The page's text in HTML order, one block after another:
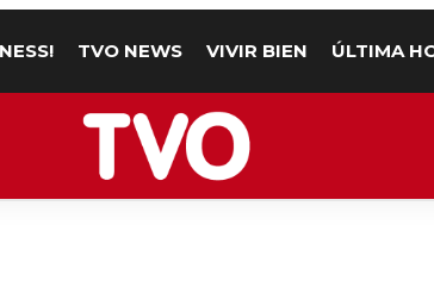
TVO NEWS VIVIR BIEN ÚLTIMA